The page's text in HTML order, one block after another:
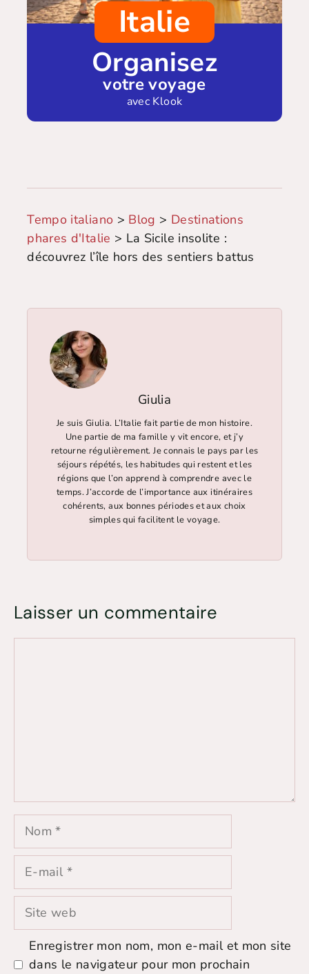
Italie
Organisez
votre voyage
avec Klook
Tempo italiano > Blog > Destinations
phares d'Italie > La Sicile insolite :
découvrez l’île hors des sentiers battus
Giulia
Je suis Giulia. L’Italie fait partie de mon histoire.
Une partie de ma famille y vit encore, et j’y
retourne régulièrement. Je connais le pays par les
séjours répétés, les habitudes qui restent et les
régions que l’on apprend à comprendre avec le
temps. J’accorde de l’importance aux itinéraires
cohérents, aux bonnes périodes et aux choix
simples qui facilitent le voyage.
Laisser un commentaire
Nom
E-
Site
Enregistrer mon nom, mon e-mail et mon site
dans le navigateur pour mon prochain